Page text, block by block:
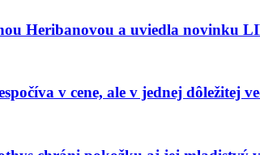
Heribanovou a uviedla novinku
v cene, ale v jednej dôležitej